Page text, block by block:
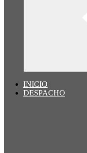
INICIO
DESPACHO